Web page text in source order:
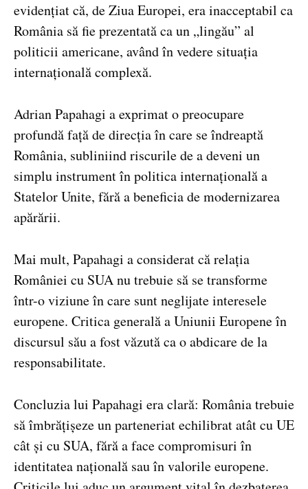
evidențiat că, de Ziua Europei, era inacceptabil ca
România să fie prezentată ca un „lingău” al
politicii americane, având în vedere situația
internațională complexă.
Adrian Papahagi a exprimat o preocupare
profundă față de direcția în care se îndreaptă
România, subliniind riscurile de a deveni un
simplu instrument în politica internațională a
Statelor Unite, fără a beneficia de modernizarea
apărării.
Mai mult, Papahagi a considerat că relația
României cu SUA nu trebuie să se transforme
într-o viziune în care sunt neglijate interesele
europene. Critica generală a Uniunii Europene în
discursul său a fost văzută ca o abdicare de la
responsabilitate.
Concluzia lui Papahagi era clară: România trebuie
să îmbrățișeze un parteneriat echilibrat atât cu UE
cât și cu SUA, fără a face compromisuri în
identitatea națională sau în valorile europene.